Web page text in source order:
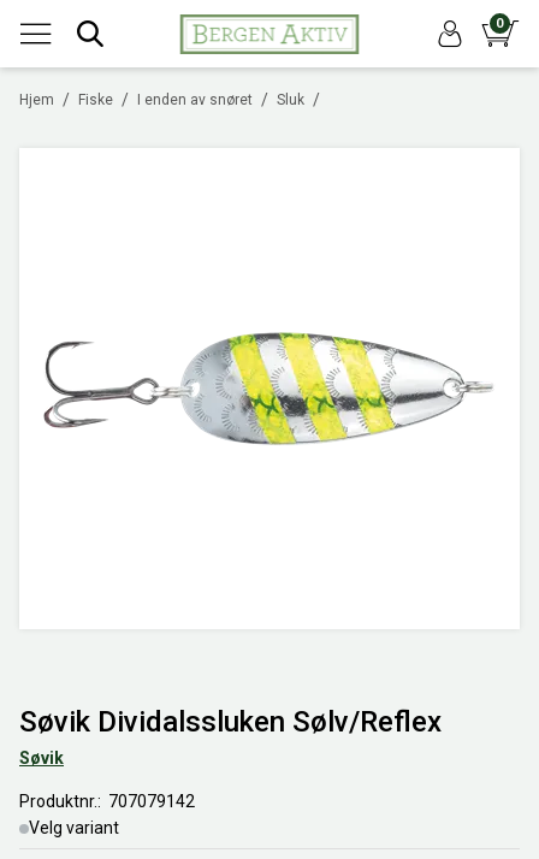
0
/
Hjem /
Fiske /
I enden av snøret /
Sluk
Søvik Dividalssluken Sølv/Reflex
Søvik
Produktnr.
707079142
Velg variant